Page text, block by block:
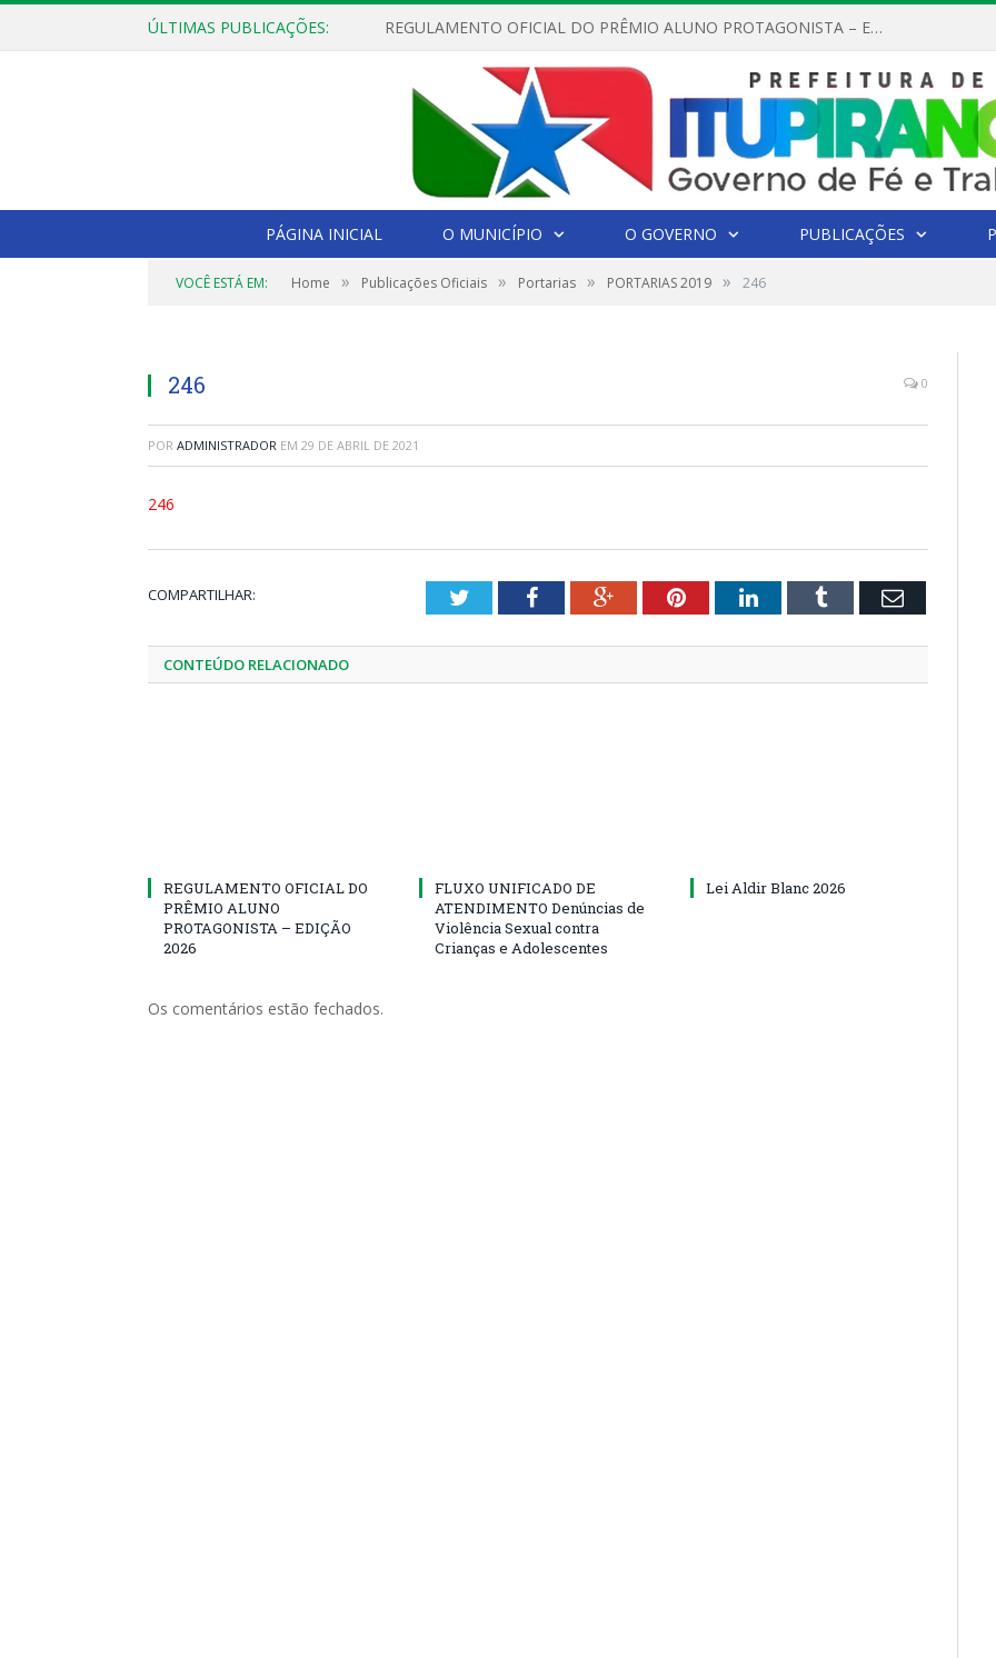
ÚLTIMAS PUBLICAÇÕES: REGULAMENTO OFICIAL DO PRÊMIO ALUNO PROTAGONISTA – EDIÇÃO 2026
PÁGINA INICIAL O MUNICÍPIO O GOVERNO PUBLICAÇÕES
VOCÊ ESTÁ EM: Home » Publicações Oficiais » Portarias » PORTARIAS 2019 » 246
246 0
POR ADMINISTRADOR EM 29 DE ABRIL DE 2021
246
COMPARTILHAR: TwitterFacebookGoogle+PinterestLinkedInTumblr Email
CONTEÚDO RELACIONADO
REGULAMENTO OFICIAL DO
PRÊMIO ALUNO
PROTAGONISTA – EDIÇÃO
2026
FLUXO UNIFICADO DE
ATENDIMENTO Denúncias de
Violência Sexual contra
Crianças e Adolescentes
Lei Aldir Blanc 2026
Os comentários estão fechados.